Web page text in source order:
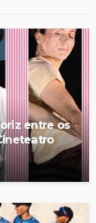
entre os